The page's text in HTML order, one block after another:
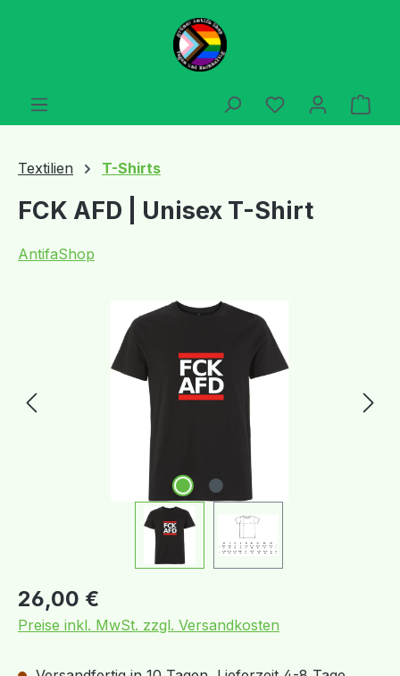
Zum Hauptinhalt springen
Du hast 0
Textilien T-Shirts
FCK AFD | Unisex T-Shirt
AntifaShop
Bildergalerie überspringen
Regulärer Preis:
26,00 €
Preise inkl. MwSt. zzgl. Versandkosten